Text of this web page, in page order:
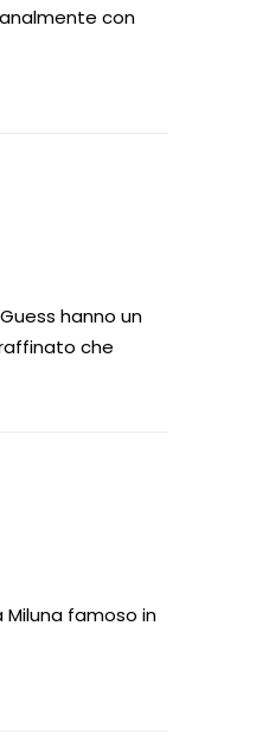
con
hanno un
che
Miluna famoso in